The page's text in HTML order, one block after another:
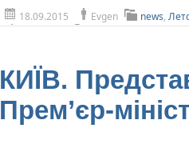
18.09.2015 Evgen news,
КИЇВ.
Прем’єр-